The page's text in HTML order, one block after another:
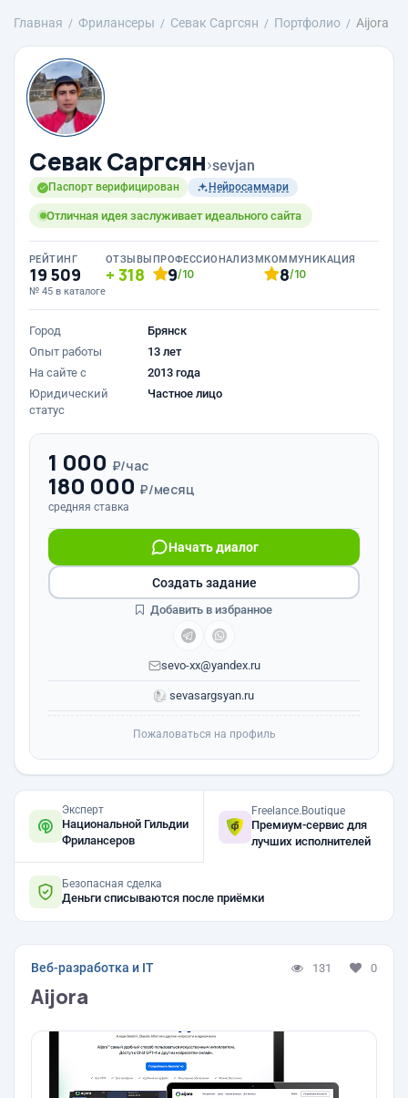
Главная Фрилансеры Севак Саргсян Портфолио Aijora
Севак Саргсян›sevjan
Паспорт верифицирован Нейросаммари
Отличная идея заслуживает идеального сайта
РЕЙТИНГ
19 509
№ 45 в каталоге
ОТЗЫВЫ
318
ПРОФЕССИОНАЛИЗМ
9/10
КОММУНИКАЦИЯ
8/10
Город
Брянск
Опыт работы
13 лет
На сайте с
2013 года
Юридический
статус
Частное лицо
1 000 ₽/час
180 000 ₽/месяц
средняя ставка
Начать диалог
sevo-xx@yandex.ru
sevasargsyan.ru
Создать задание
Добавить в избранное
Пожаловаться на профиль
Эксперт
Национальной Гильдии
Фрилансеров
Freelance.Boutique
Премиум-сервис для
лучших исполнителей
Безопасная сделка
Деньги списываются после приёмки
Веб-разработка и IT 131 0
Aijora